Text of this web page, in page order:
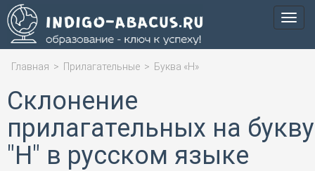
Меню
Главная > Прилагательные > Буква «Н»
Склонение
прилагательных на букву
"Н" в русском языке